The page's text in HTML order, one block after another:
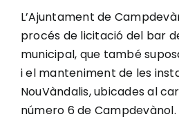
L’Ajuntament de
procés de licitació del bar
municipal, que també
i el manteniment de les
NouVàndalis, ubicades al
número 6 de Campdevànol.